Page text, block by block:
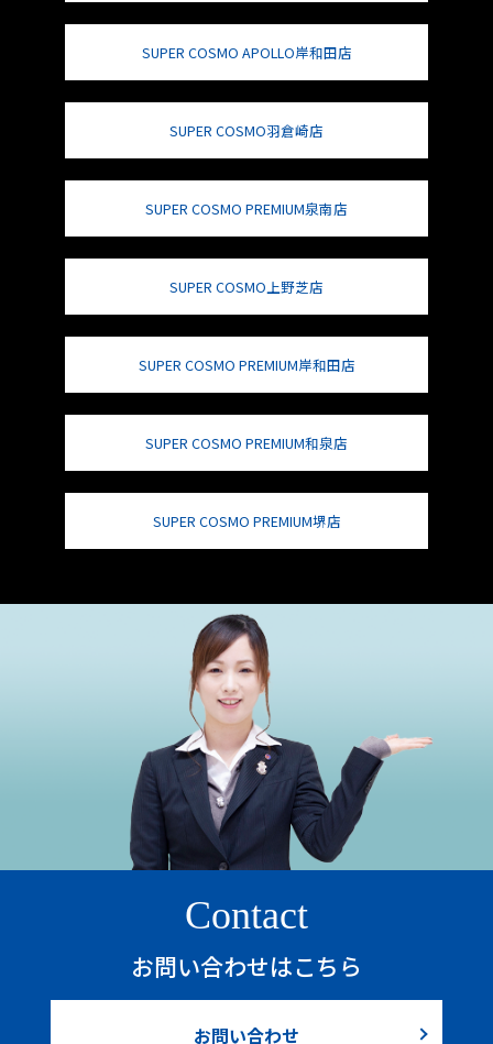
SUPER COSMO APOLLO岸和田店
SUPER COSMO羽倉崎店
SUPER COSMO PREMIUM泉南店
SUPER COSMO上野芝店
SUPER COSMO PREMIUM岸和田店
SUPER COSMO PREMIUM和泉店
SUPER COSMO PREMIUM堺店
Contact
お問い合わせはこちら
お問い合わせ